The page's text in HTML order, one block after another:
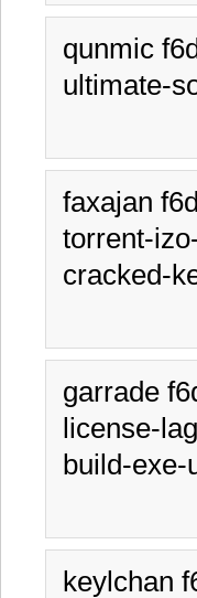
qunmic
ultimate-
faxajan
torrent-
cracked-
garrade
license-
build-exe-
keylchan